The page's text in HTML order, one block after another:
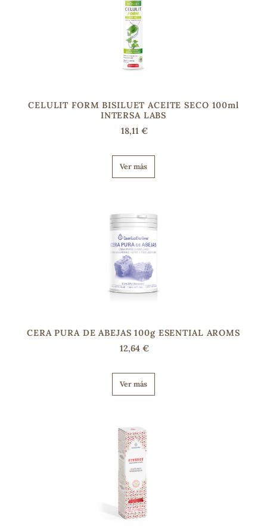
CELULIT FORM BISILUET ACEITE SECO 100ml
INTERSA LABS
18,11 €
Ver más
CERA PURA DE ABEJAS 100g ESENTIAL AROMS
12,64 €
Ver más